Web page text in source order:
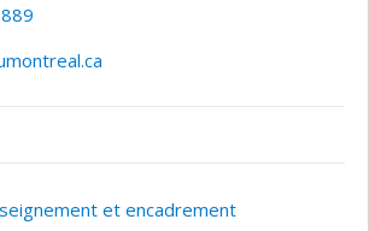
et encadrement